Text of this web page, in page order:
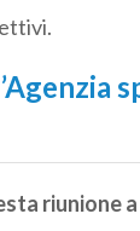
riunione